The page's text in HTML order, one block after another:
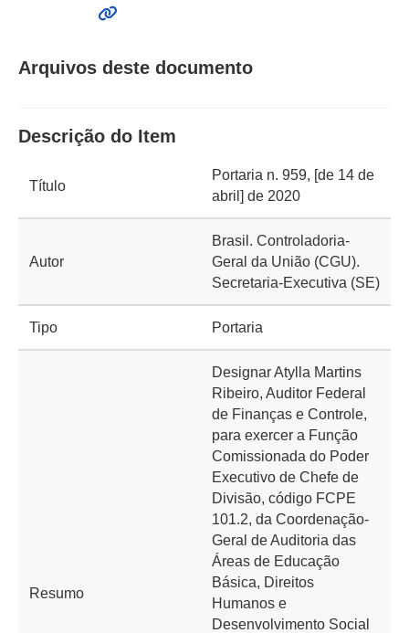
Arquivos deste documento
Descrição do Item
Título
Portaria n. 959, [de 14 de
abril] de 2020
Autor
Brasil. Controladoria-
Geral da União (CGU).
Secretaria-Executiva (SE)
Tipo Portaria
Resumo
Designar Atylla Martins
Ribeiro, Auditor Federal
de Finanças e Controle,
para exercer a Função
Comissionada do Poder
Executivo de Chefe de
Divisão, código FCPE
101.2, da Coordenação-
Geral de Auditoria das
Áreas de Educação
Básica, Direitos
Humanos e
Desenvolvimento Social